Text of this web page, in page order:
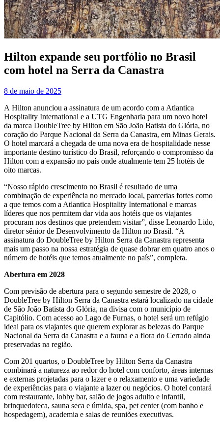
Hilton expande seu portfólio no Brasil
com hotel na Serra da Canastra
8 de maio de 2025
A Hilton anunciou a assinatura de um acordo com a Atlantica
Hospitality International e a UTG Engenharia para um novo hotel
da marca DoubleTree by Hilton em São João Batista do Glória, no
coração do Parque Nacional da Serra da Canastra, em Minas Gerais.
O hotel marcará a chegada de uma nova era de hospitalidade nesse
importante destino turístico do Brasil, reforçando o compromisso da
Hilton com a expansão no país onde atualmente tem 25 hotéis de
oito marcas.
“Nosso rápido crescimento no Brasil é resultado de uma
combinação de experiência no mercado local, parcerias fortes como
a que temos com a Atlantica Hospitality International e marcas
líderes que nos permitem dar vida aos hotéis que os viajantes
procuram nos destinos que pretendem visitar”, disse Leonardo Lido,
diretor sênior de Desenvolvimento da Hilton no Brasil. “A
assinatura do DoubleTree by Hilton Serra da Canastra representa
mais um passo na nossa estratégia de quase dobrar em quatro anos o
número de hotéis que temos atualmente no país”, completa.
Abertura em 2028
Com previsão de abertura para o segundo semestre de 2028, o
DoubleTree by Hilton Serra da Canastra estará localizado na cidade
de São João Batista do Glória, na divisa com o município de
Capitólio. Com acesso ao Lago de Furnas, o hotel será um refúgio
ideal para os viajantes que querem explorar as belezas do Parque
Nacional da Serra da Canastra e a fauna e a flora do Cerrado ainda
preservadas na região.
Com 201 quartos, o DoubleTree by Hilton Serra da Canastra
combinará a natureza ao redor do hotel com conforto, áreas internas
e externas projetadas para o lazer e o relaxamento e uma variedade
de experiências para o viajante a lazer ou negócios. O hotel contará
com restaurante, lobby bar, salão de jogos adulto e infantil,
brinquedoteca, sauna seca e úmida, spa, pet center (com banho e
hospedagem), academia e salas de reuniões executivas.